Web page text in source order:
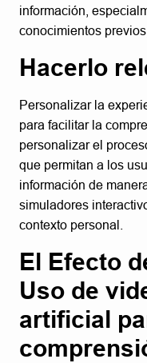
información,
conocimientos
Hacerlo
Personalizar la
para facilitar la
personalizar el
que permitan a los
información de
simuladores
contexto personal.
El Efecto
Uso de
artificial